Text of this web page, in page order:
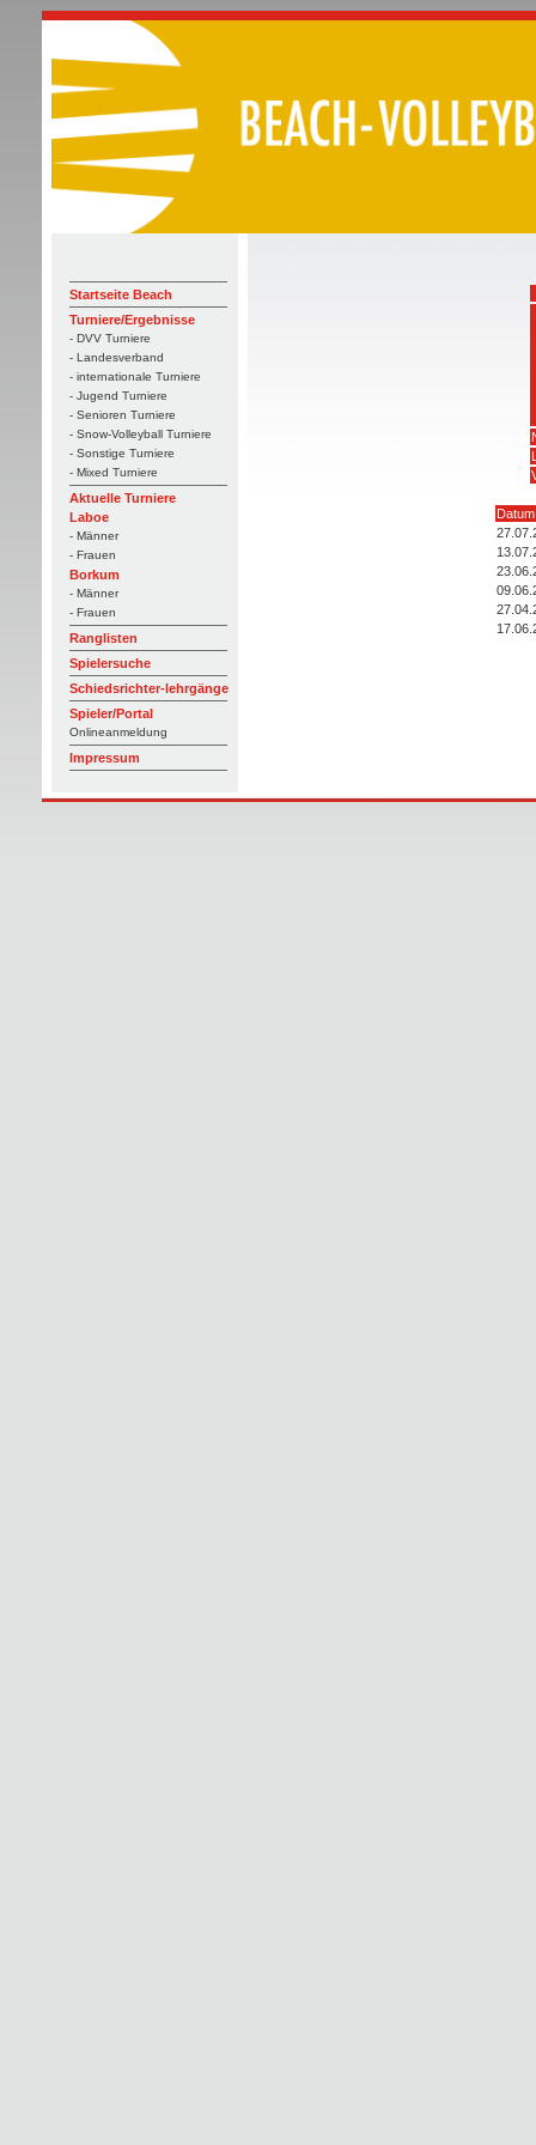
Startseite Beach
Turniere/Ergebnisse
- DVV Turniere
- Landesverband
- internationale Turniere
- Jugend Turniere
- Senioren Turniere
- Snow-Volleyball Turniere
- Sonstige Turniere
- Mixed Turniere
Aktuelle Turniere
Laboe
- Männer
- Frauen
Borkum
- Männer
- Frauen
Ranglisten
Spielersuche
Schiedsrichter-lehrgänge
Spieler/Portal
Onlineanmeldung
Impressum
Datum